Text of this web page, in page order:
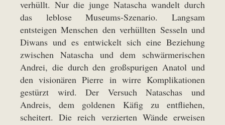
verhüllt. Nur die junge Natascha wandelt durch
das leblose Museums-Szenario. Langsam
entsteigen Menschen den verhüllten Sesseln und
Diwans und es entwickelt sich eine Beziehung
zwischen Natascha und dem schwärmerischen
Andrei, die durch den großspurigen Anatol und
den visionären Pierre in wirre Komplikationen
gestürzt wird. Der Versuch Nataschas und
Andreis, dem goldenen Käfig zu entfliehen,
scheitert. Die reich verzierten Wände erweisen